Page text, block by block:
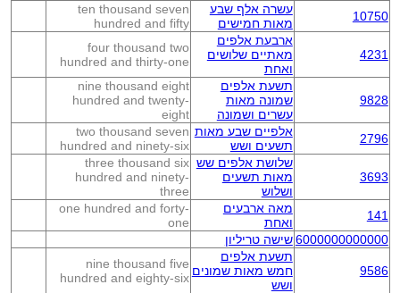
10750
עשרה אלף שבע
מאות חמישים
ten thousand seven
hundred and fifty
4231
ארבעת אלפים
מאתיים שלושים
ואחת
four thousand two
hundred and thirty-one
9828
תשעת אלפים
שמונה מאות
עשרים ושמונה
nine thousand eight
hundred and twenty-
eight
2796
אלפיים שבע מאות
תשעים ושש
two thousand seven
hundred and ninety-six
3693
שלושת אלפים שש
מאות תשעים
ושלוש
three thousand six
hundred and ninety-
three
141
מאה ארבעים
ואחת
one hundred and forty-
one
6000000000000 שישה טריליון
9586
תשעת אלפים
חמש מאות שמונים
ושש
nine thousand five
hundred and eighty-six